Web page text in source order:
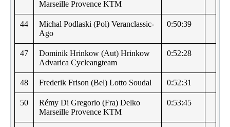
Marseille Provence KTM
44
Michal Podlaski (Pol) Veranclassic-
Ago
0:50:39
47
Dominik Hrinkow (Aut) Hrinkow
Advarica Cycleangteam
0:52:28
48 Frederik Frison (Bel) Lotto Soudal 0:52:31
50
Rémy Di Gregorio (Fra) Delko
Marseille Provence KTM
0:53:45